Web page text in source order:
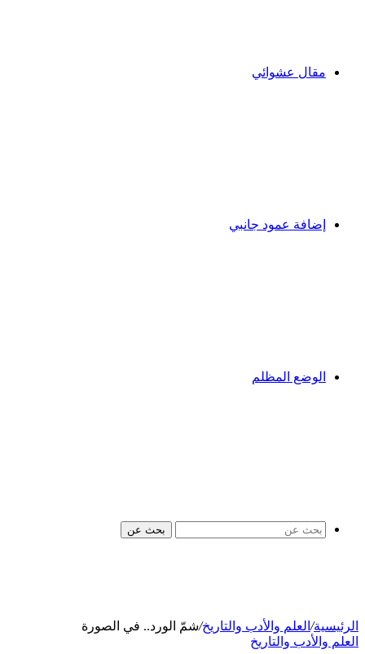
مقال عشوائي
إضافة عمود جانبي
الوضع المظلم
بحث عن
الرئيسية/ العلم والأدب والتاريخ/شمّ الورد.. في الصورة
العلم والأدب والتاريخ